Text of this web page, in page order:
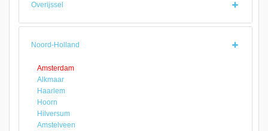
Overijssel
Noord-Holland
Amsterdam
Alkmaar
Haarlem
Hoorn
Hilversum
Amstelveen